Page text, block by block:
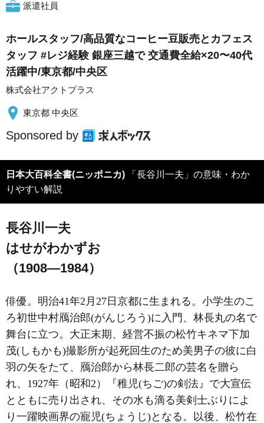
派遣社員
ホールスタッフ/高品質なコーヒー豆販売とカフェス
タッフ #レジ経験 銀座三越で 交通費全給×20〜40代
活躍中/東京都/中央区
株式会社アクトプラス
東京都 中央区
Sponsored by
日本大百科全書(ニッポニカ) 「長谷川一夫」の意味・わか
りやすい解説
長谷川一夫
はせがわかずお
（1908―1984）
俳優。明治41年2月27日京都に生まれる。小学生のこ
ろ初世中村鴈治郎(がんじろう)に入門、林長丸の名で
舞台に立つ。大正末期、経営不振の松竹キネマ下加
茂(しもかも)撮影所が起死回生のため美男子の彼に白
羽の矢をたて、鴈治郎から林長二郎の芸名を贈ら
れ、1927年（昭和2）『稚児(ちご)の剣法』で大宣伝
とともに売り出され、その水も滴る美剣士ぶりによ
り一躍映画界の寵児(ちょうじ)となる。以後、松竹在